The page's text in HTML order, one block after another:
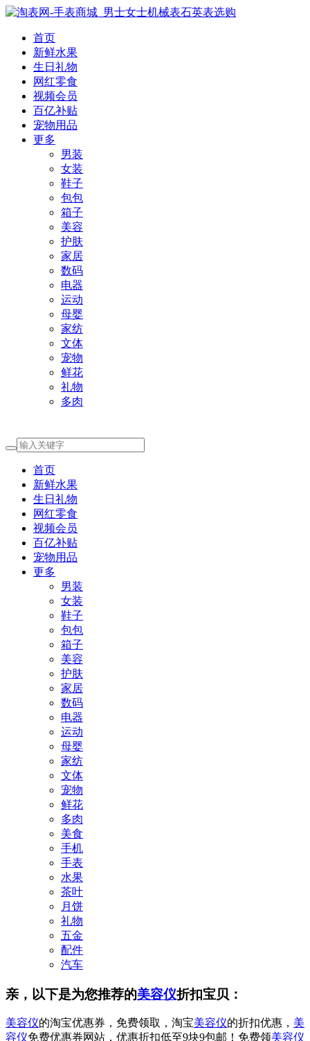
首页
新鲜水果
生日礼物
网红零食
视频会员
百亿补贴
宠物用品
更多
男装
女装
鞋子
包包
箱子
美容
护肤
家居
数码
电器
运动
母婴
家纺
文体
宠物
鲜花
礼物
多肉
首页
新鲜水果
生日礼物
网红零食
视频会员
百亿补贴
宠物用品
更多
男装
女装
鞋子
包包
箱子
美容
护肤
家居
数码
电器
运动
母婴
家纺
文体
宠物
鲜花
多肉
美食
手机
手表
水果
茶叶
月饼
礼物
五金
配件
汽车
亲，以下是为您推荐的美容仪折扣宝贝：
美容仪的淘宝优惠券，免费领取，淘宝美容仪的折扣优惠， 美
容仪免费优惠券网站，优惠折扣低至9块9包邮！免费领美容仪